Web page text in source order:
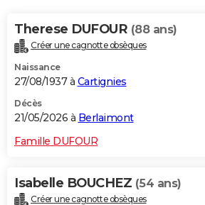
Alimentation
Guide de la santé
Maladies
Médicaments
Sommeil
VOYAGE
Destinations
City break
Voyage nature
Voyage de noces
Forum
Climat
+PHOTO
GUIDES D'ACHAT
Carte de Noël
Carte Bonne année
Carte Saint-Valentin
Carte Pâques
Carte d'anniversaire
DICTIONNAIRE
Therese DUFOUR (88 ans)
Créer une cagnotte obsèques
Naissance
27/08/1937 à Cartignies
Décès
21/05/2026 à Berlaimont
Famille DUFOUR
Isabelle BOUCHEZ (54 ans)
Créer une cagnotte obsèques